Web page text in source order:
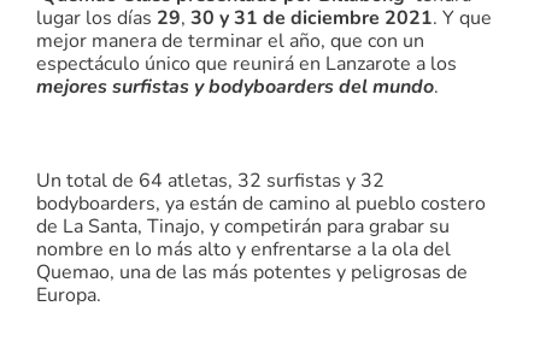
lugar los días 29, 30 y 31 de diciembre 2021. Y que
mejor manera de terminar el año, que con un
espectáculo único que reunirá en Lanzarote a los
mejores surfistas y bodyboarders del mundo.
Un total de 64 atletas, 32 surfistas y 32
bodyboarders, ya están de camino al pueblo costero
de La Santa, Tinajo, y competirán para grabar su
nombre en lo más alto y enfrentarse a la ola del
Quemao, una de las más potentes y peligrosas de
Europa.